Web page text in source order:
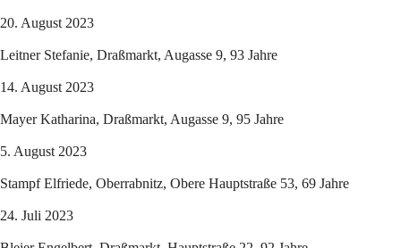
20. August 2023
Leitner Stefanie, Draßmarkt, Augasse 9, 93 Jahre
14. August 2023
Mayer Katharina, Draßmarkt, Augasse 9, 95 Jahre
5. August 2023
Stampf Elfriede, Oberrabnitz, Obere Hauptstraße 53, 69 Jahre
24. Juli 2023